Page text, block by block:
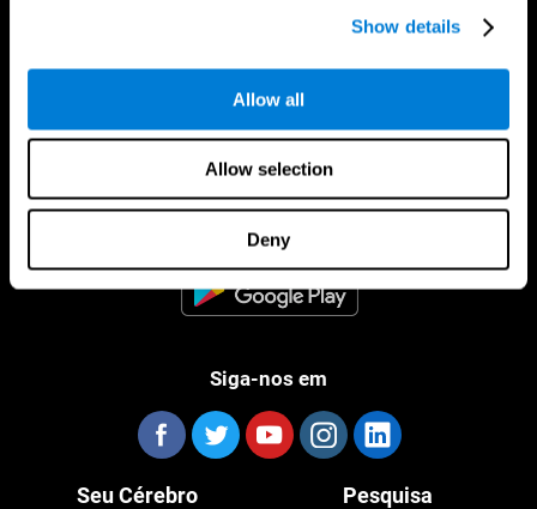
Show details
Allow all
Allow selection
Deny
CogniFit Aplicação
Siga-nos em
Seu Cérebro Pesquisa